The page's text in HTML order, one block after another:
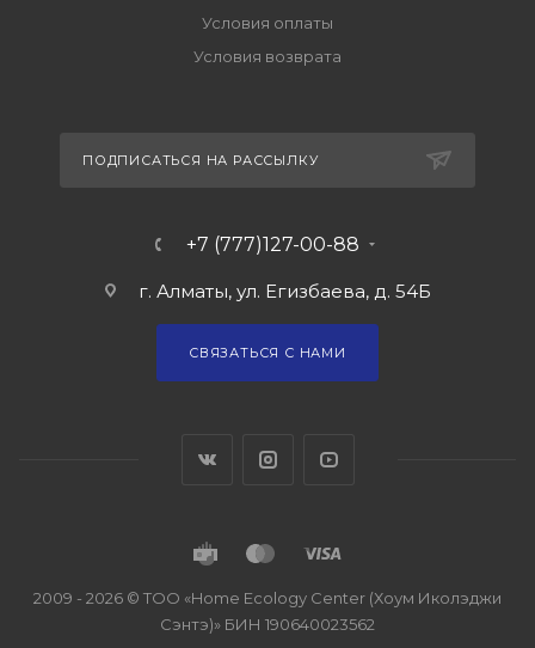
Условия оплаты
Условия возврата
ПОДПИСАТЬСЯ НА РАССЫЛКУ
+7 (777)127-00-88
г. Алматы, ул. Егизбаева, д. 54Б
СВЯЗАТЬСЯ С НАМИ
2009 - 2026 © ТОО «Home Ecology Center (Хоум Иколэджи
Сэнтэ)» БИН 190640023562